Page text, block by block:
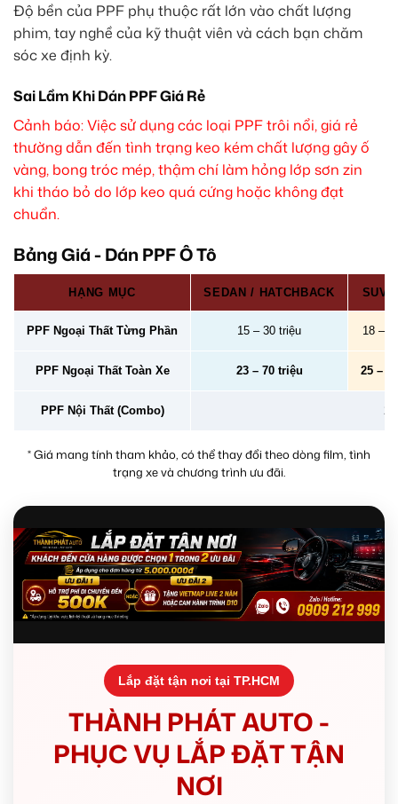
Độ bền của PPF phụ thuộc rất lớn vào chất lượng
phim, tay nghề của kỹ thuật viên và cách bạn chăm
sóc xe định kỳ.
Sai Lầm Khi Dán PPF Giá Rẻ
Cảnh báo: Việc sử dụng các loại PPF trôi nổi, giá rẻ
thường dẫn đến tình trạng keo kém chất lượng gây ố
vàng, bong tróc mép, thậm chí làm hỏng lớp sơn zin
khi tháo bỏ do lớp keo quá cứng hoặc không đạt
chuẩn.
Bảng Giá - Dán PPF Ô Tô
HẠNG MỤC SEDAN / HATCHBACK SUV
PPF Ngoại Thất Từng Phần 15 – 30 triệu 18 –
PPF Ngoại Thất Toàn Xe 23 – 70 triệu 25 –
PPF Nội Thất (Combo) 2
* Giá mang tính tham khảo, có thể thay đổi theo dòng film, tình
trạng xe và chương trình ưu đãi.
Lắp đặt tận nơi tại TP.HCM
THÀNH PHÁT AUTO -
PHỤC VỤ LẮP ĐẶT TẬN
NƠI